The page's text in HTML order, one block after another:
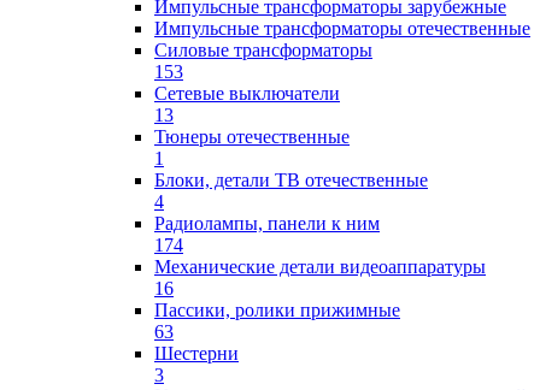
Импульсные трансформаторы зарубежные
Импульсные трансформаторы отечественные
Силовые трансформаторы
153
Сетевые выключатели
13
Тюнеры отечественные
1
Блоки, детали ТВ отечественные
4
Радиолампы, панели к ним
174
Механические детали видеоаппаратуры
16
Пассики, ролики прижимные
63
Шестерни
3